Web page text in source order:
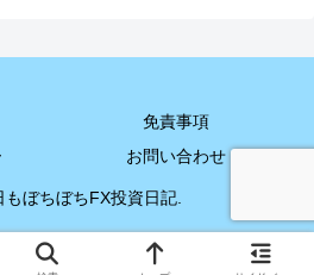
免責事項
お問い合わせ
ぼちぼちFX投資日記.